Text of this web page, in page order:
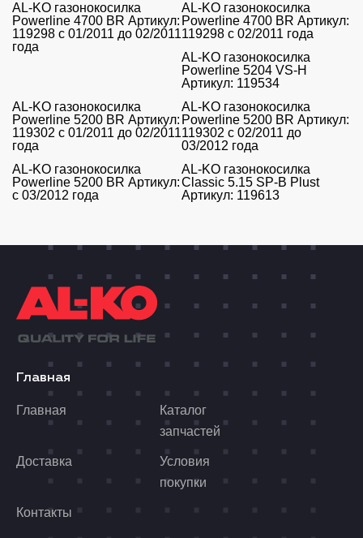
AL-KO газонокосилка
Powerline 4700 BR Артикул:
119298 с 01/2011 до 02/2011
года
AL-KO газонокосилка
Powerline 4700 BR Артикул:
119298 с 02/2011 года
AL-KO газонокосилка
Powerline 5204 VS-H
Артикул: 119534
AL-KO газонокосилка
Powerline 5200 BR Артикул:
119302 с 01/2011 до 02/2011
года
AL-KO газонокосилка
Powerline 5200 BR Артикул:
119302 с 02/2011 до
03/2012 года
AL-KO газонокосилка
Powerline 5200 BR Артикул:
с 03/2012 года
AL-KO газонокосилка
Classic 5.15 SP-B Plust
Артикул: 119613
Главная
Главная
Каталог
запчастей
Доставка
Условия
покупки
Контакты